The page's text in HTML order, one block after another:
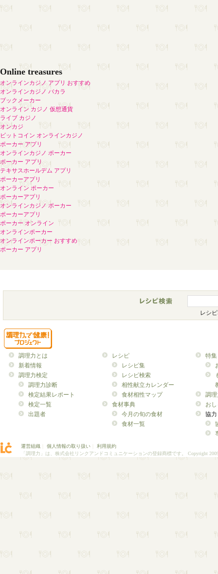
Online treasures
オンラインカジノ アプリ おすすめ
オンラインカジノ バカラ
ブックメーカー
オンライン カジノ 仮想通貨
ライブ カジノ
オンカジ
ビットコイン オンラインカジノ
ポーカー アプリ
オンラインカジノ ポーカー
ポーカー アプリ
テキサスホールデム アプリ
ポーカーアプリ
オンライン ポーカー
ポーカーアプリ
オンラインカジノ ポーカー
ポーカーアプリ
ポーカー オンライン
オンラインポーカー
オンラインポーカー おすすめ
ポーカー アプリ
レシ
調理力とは
新着情報
調理力検定
調理力診断
検定結果レポート
検定一覧
出題者
レシピ
レシピ集
レシピ検索
相性献立カレンダー
食材相性マップ
食材事典
今月の旬の食材
食材一覧
特集
調
お
協力
運営組織 個人情報の取り扱い
利用規約
「調理力」は、株式会社リンクアンドコミュニケーションの登録商標です。 Copyright